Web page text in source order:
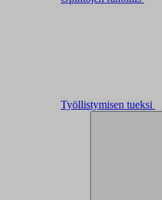
Työllistymisen tueksi